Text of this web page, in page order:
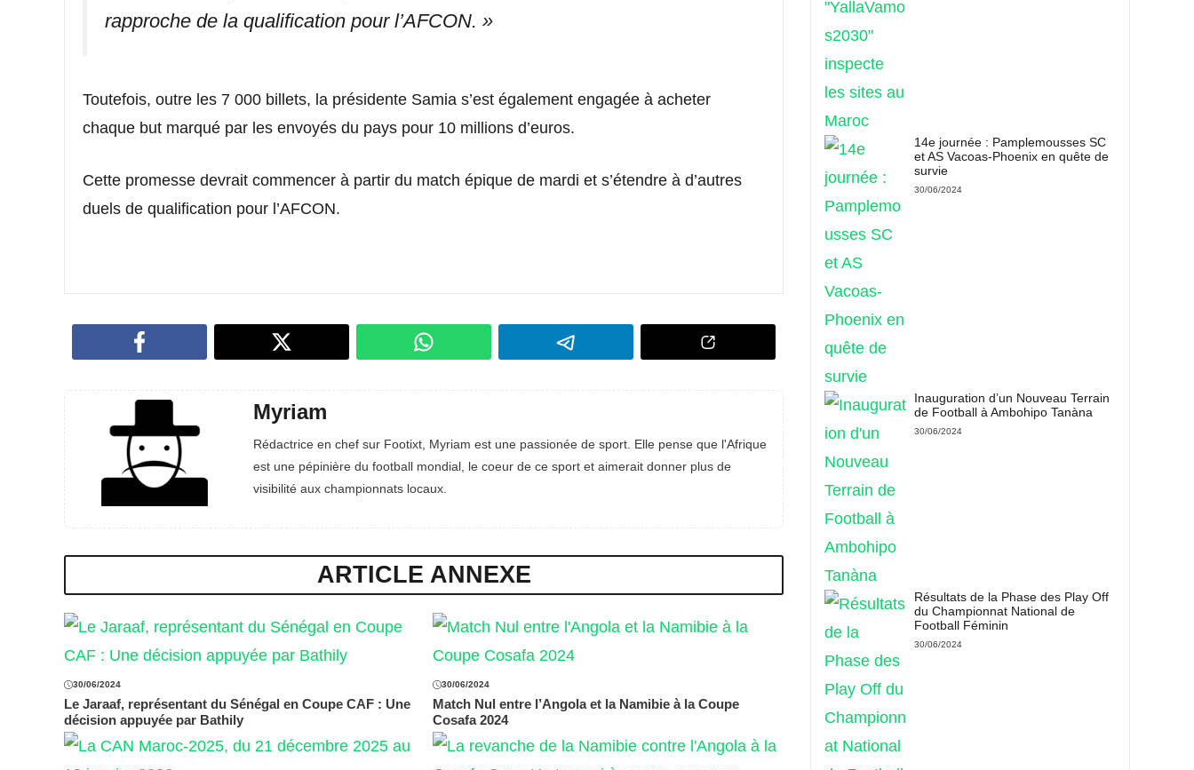
rapproche de la qualification pour l’AFCON. »
Toutefois, outre les 7 000 billets, la présidente Samia s’est également engagée à acheter
chaque but marqué par les envoyés du pays pour 10 millions d’euros.
Cette promesse devrait commencer à partir du match épique de mardi et s’étendre à d’autres
duels de qualification pour l’AFCON.
Myriam
Rédactrice en chef sur Footixt, Myriam est une passionée de sport. Elle pense que l'Afrique
est une pépinière du football mondial, le coeur de ce sport et aimerait donner plus de
visibilité aux championnats locaux.
ARTICLE ANNEXE
30/06/2024
Le Jaraaf, représentant du Sénégal en Coupe CAF : Une
décision appuyée par Bathily
30/06/2024
Match Nul entre l’Angola et la Namibie à la Coupe
Cosafa 2024
14e journée : Pamplemousses SC
et AS Vacoas-Phoenix en quête de
survie
30/06/2024
Inauguration d’un Nouveau Terrain
de Football à Ambohipo Tanàna
30/06/2024
Résultats de la Phase des Play Off
du Championnat National de
Football Féminin
30/06/2024